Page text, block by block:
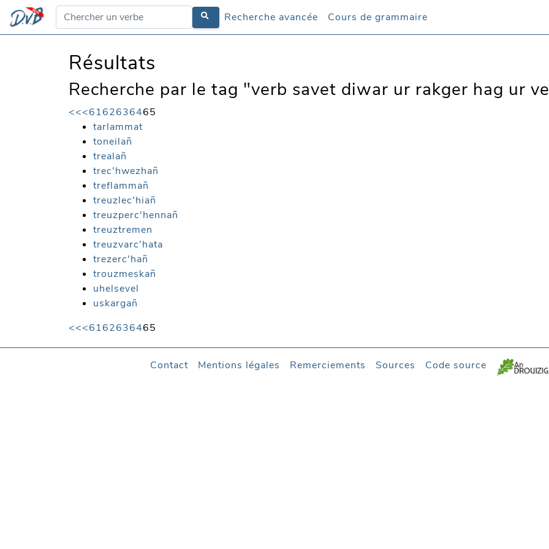
Recherche avancée Cours de grammaire
Résultats
Recherche par le tag "verb savet diwar ur rakger hag ur
<<<6162636465
tarlammat
toneilañ
trealañ
trec'hwezhañ
treflammañ
treuzlec'hiañ
treuzperc'hennañ
treuztremen
treuzvarc'hata
trezerc'hañ
trouzmeskañ
uhelsevel
uskargañ
<<<6162636465
Contact Mentions légales Remerciements Sources Code source